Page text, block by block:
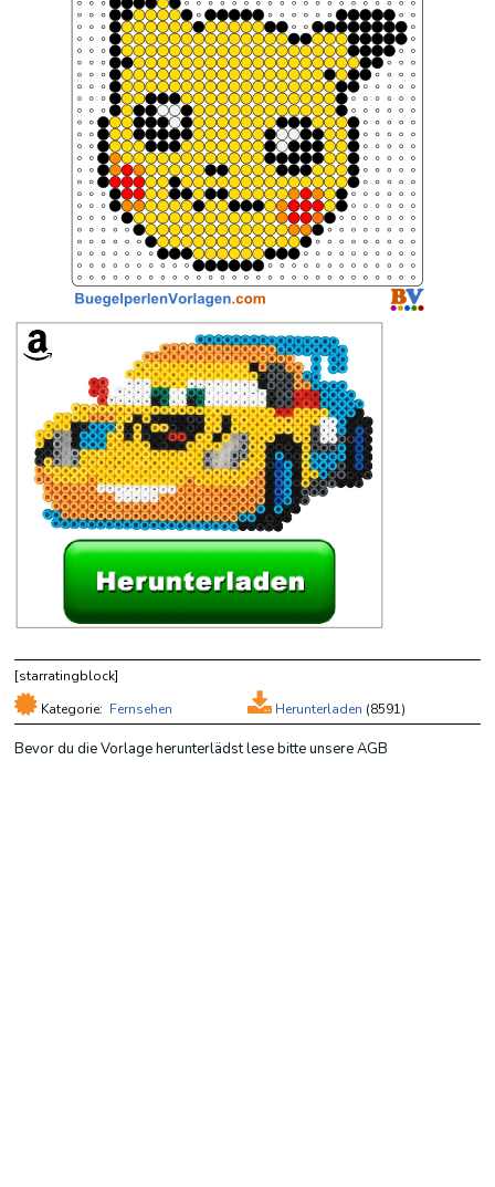
[starratingblock]
Herunterladen (8591)
Kategorie: Fernsehen
Bevor du die Vorlage herunterlädst lese bitte unsere AGB